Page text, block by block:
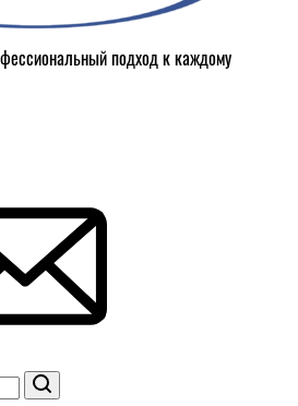
подход к каждому